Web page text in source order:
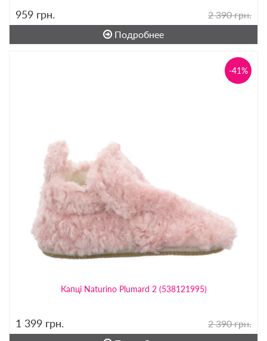
959 грн.
2 390 грн.
Подробнее
Капці Naturino Plumard 2 (538121995)
-41%
1 399 грн.
2 390 грн.